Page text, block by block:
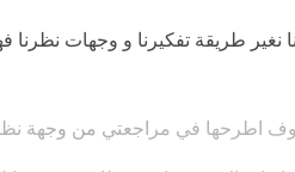
نغير طريقة تفكيرنا و وجهات
اطرحها في مراجعتي من وجهة